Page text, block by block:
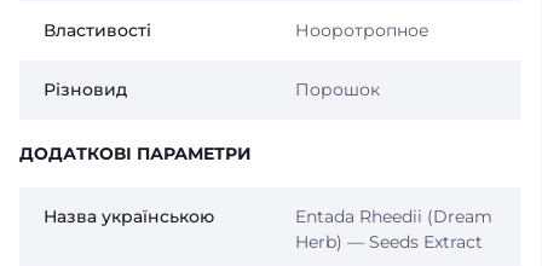
Властивості Нооротропное
Різновид Порошок
ДОДАТКОВІ ПАРАМЕТРИ
Назва українською
Entada Rheedii (Dream
Herb) — Seeds Extract